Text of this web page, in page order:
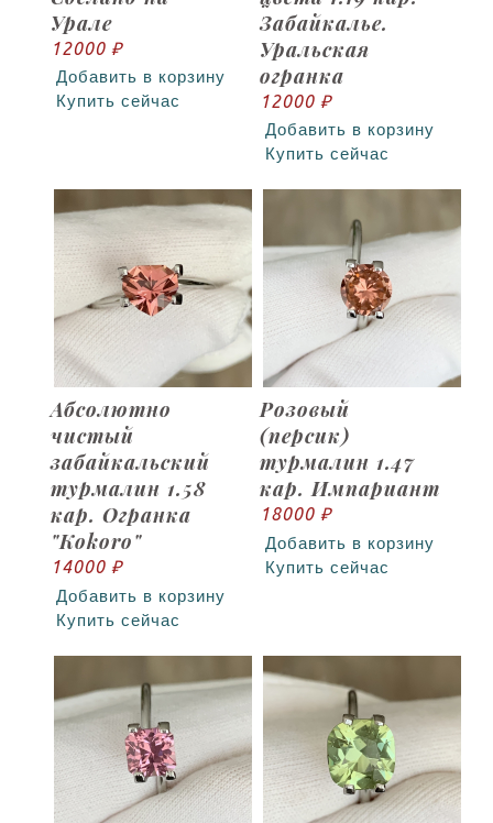
Урале
12000 ₽
Добавить в корзину
Купить сейчас
Забайкалье.
Уральская
огранка
12000 ₽
Добавить в корзину
Купить сейчас
Абсолютно
чистый
забайкальский
турмалин 1.58
кар. Огранка
"Kokoro"
14000 ₽
Добавить в корзину
Купить сейчас
Розовый
(персик)
турмалин 1.47
кар. Импариант
18000 ₽
Добавить в корзину
Купить сейчас